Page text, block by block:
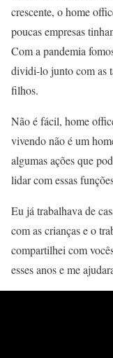
crescente, o home
poucas empresas
Com a pandemia
dividi-lo junto com as
filhos.
Não é fácil, home
vivendo não é um
algumas ações que
lidar com essas
Eu já trabalhava de
com as crianças e o
compartilhei com
esses anos e me